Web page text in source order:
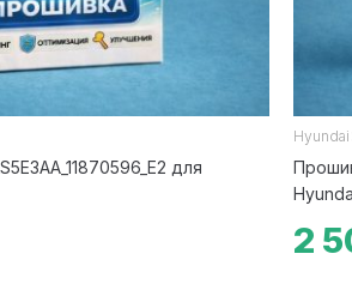
для
Hyundai
2